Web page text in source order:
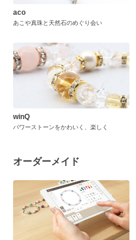
aco
あこや真珠と天然石のめぐり会い
winQ
パワーストーンをかわいく、楽しく
オーダーメイド